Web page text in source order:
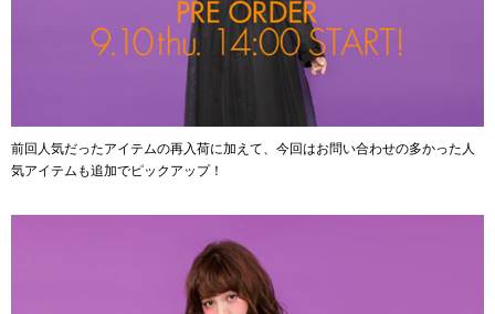
前回人気だったアイテムの再入荷に加えて、今回はお問い合わせの多かった人
気アイテムも追加でピックアップ！